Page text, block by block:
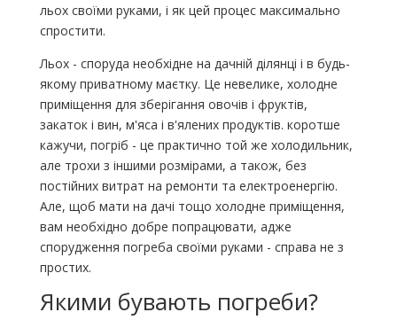
льох своїми руками, і як цей процес максимально
спростити.
Льох - споруда необхідне на дачній ділянці і в будь-
якому приватному маєтку. Це невелике, холодне
приміщення для зберігання овочів і фруктів,
закаток і вин, м'яса і в'ялених продуктів. коротше
кажучи, погріб - це практично той же холодильник,
але трохи з іншими розмірами, а також, без
постійних витрат на ремонти та електроенергію.
Але, щоб мати на дачі тощо холодне приміщення,
вам необхідно добре попрацювати, адже
спорудження погреба своїми руками - справа не з
простих.
Якими бувають погреби?